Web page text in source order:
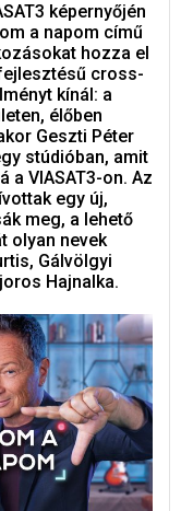
képernyőjén
a napom című
hozza el
cross-
kínál: a
élőben
Geszti Péter
stúdióban, amit
a VIASAT3-on. Az
egy új,
meg, a lehető
olyan nevek
Gálvölgyi
Hajnalka.